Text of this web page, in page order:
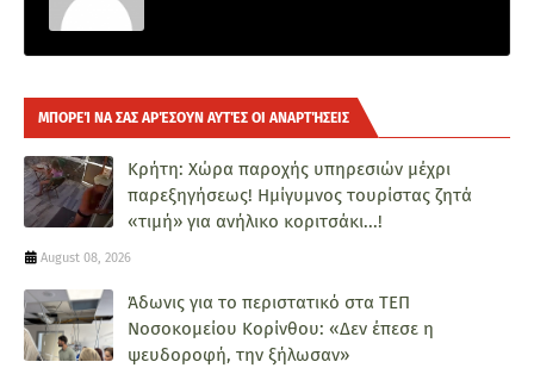
ΜΠΟΡΕΊ ΝΑ ΣΑΣ ΑΡΈΣΟΥΝ ΑΥΤΈΣ ΟΙ ΑΝΑΡΤΉΣΕΙΣ
Κρήτη: Χώρα παροχής υπηρεσιών μέχρι
παρεξηγήσεως! Ημίγυμνος τουρίστας ζητά
«τιμή» για ανήλικο κοριτσάκι...!
August 08, 2026
Άδωνις για το περιστατικό στα ΤΕΠ
Νοσοκομείου Κορίνθου: «Δεν έπεσε η
ψευδοροφή, την ξήλωσαν»